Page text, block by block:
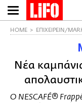
Παράκαμψη
προς
HOME ΕΠΙΧΕΙΡΕΙΝ/
Νέα
Ο NESCAFÉ®